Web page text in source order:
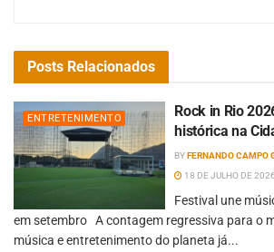
Posts Relacionados
ENTRETENIMENTO
Rock in Rio
histórica na
BYFERNANDO CAMPO
18 DE JULHO DE 2026
Festival une
em setembro A contagem regressiva para o
música e entretenimento do planeta já...